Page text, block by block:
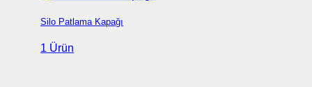
Silo Patlama Kapağı
1 Ürün